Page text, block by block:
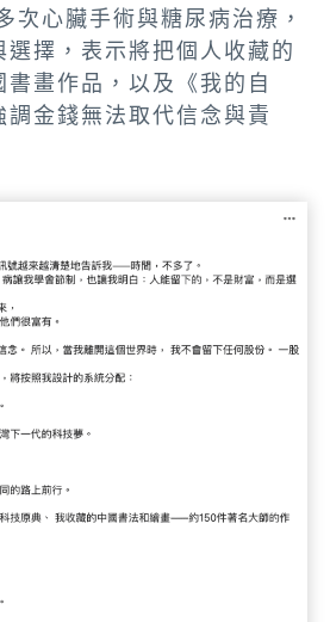
次心臟手術與糖尿病治療，
選擇，表示將把個人收藏的
畫作品，以及《我的自
金錢無法取代信念與責